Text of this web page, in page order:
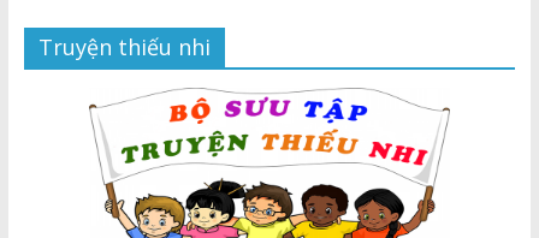
Truyện thiếu nhi